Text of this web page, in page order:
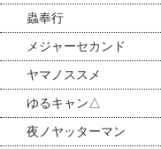
蟲奉行
メジャーセカンド
ヤマノススメ
ゆるキャン△
夜ノヤッターマン